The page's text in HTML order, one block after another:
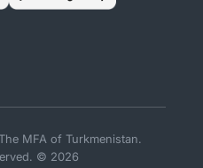
MFA of Turkmenistan.
© 2026